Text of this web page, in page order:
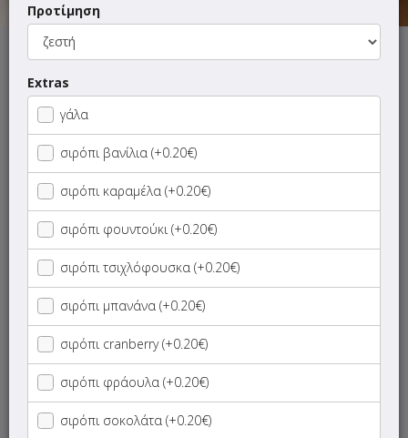
Αυτή τη στιγμή το κατάστημα δεν εξυπηρετεί παραγγελίες.
ΜΕΝΟΥ ΠΛΗΡΟΦΟΡΙΕΣ ΑΞΙΟΛΟΓΗΣΕΙΣ
Γρήγορη
αναζήτηση
προϊόντος...
SUPER Προσφορές
Καφέδες
Καφεκοπτείο Espresso
Ροφήματα
Προτίμηση
Extras
γάλα
σιρόπι βανίλια (+0.20€)
σιρόπι καραμέλα (+0.20€)
σιρόπι φουντούκι (+0.20€)
σιρόπι τσιχλόφουσκα (+0.20€)
σιρόπι μπανάνα (+0.20€)
σιρόπι cranberry (+0.20€)
σιρόπι φράουλα (+0.20€)
σιρόπι σοκολάτα (+0.20€)